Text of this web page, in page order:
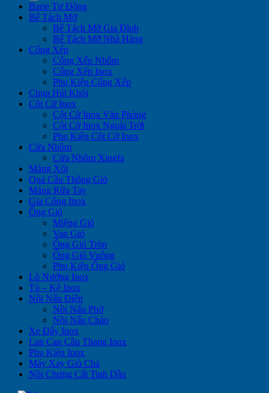
Barie Tự Động
Bể Tách Mỡ
Bể Tách Mỡ Gia Đình
Bể Tách Mỡ Nhà Hàng
Cổng Xếp
Cổng Xếp Nhôm
Cổng Xếp Inox
Phụ Kiện Cổng Xếp
Chụp Hút Khói
Cột Cờ Inox
Cột Cờ Inox Văn Phòng
Cột Cờ Inox Ngoài Trời
Phụ Kiện Cột Cờ Inox
Cửa Nhôm
Cửa Nhôm Xingfa
Máng Xối
Quả Cầu Thông Gió
Máng Rửa Tay
Gia Công Inox
Ống Gió
Miệng Gió
Van Gió
Ống Gió Tròn
Ống Gió Vuông
Phụ Kiện Ống Gió
Lò Nướng Inox
Tủ – Kệ Inox
Nồi Nấu Điện
Nồi Nấu Phở
Nồi Nấu Cháo
Xe Đẩy Inox
Lan Can Cầu Thang Inox
Phụ Kiện Inox
Máy Xay Giò Chả
Nồi Chưng Cất Tinh Dầu